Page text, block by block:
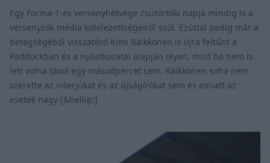
Egy Forma-1-es versenyhétvége csütörtöki napja mindig is a
versenyzők média kötelezettségeiről szól. Ezúttal pedig már a
betegségéből visszatérő Kimi Räikkönen is újra feltűnt a
Paddockban és a nyilatkozatai alapján olyan, mint ha nem is
lett volna távol egy másodpercet sem. Räikkönen soha nem
szerette az interjúkat és az újságírókat sem és emiatt az
esetek nagy [&hellip;]